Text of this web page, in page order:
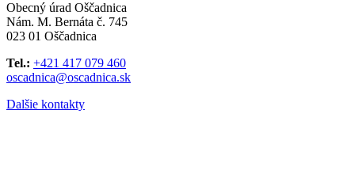
Obecný úrad Oščadnica
Nám. M. Bernáta č. 745
023 01 Oščadnica
Tel.: +421 417 079 460
oscadnica@oscadnica.sk
Dalšie kontakty